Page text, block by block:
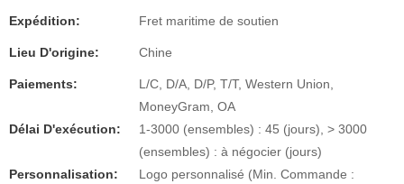
Expédition: Fret maritime de soutien
Lieu D'origine: Chine
Paiements:
L/C, D/A, D/P, T/T, Western Union,
MoneyGram, OA
Délai D'exécution:
1-3000 (ensembles) : 45 (jours), > 3000
(ensembles) : à négocier (jours)
Personnalisation:
Logo personnalisé (Min. Commande :